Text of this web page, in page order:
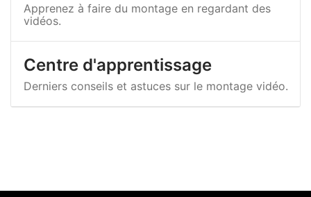
Apprenez à faire du montage en regardant des
vidéos.
Centre d'apprentissage
Derniers conseils et astuces sur le montage vidéo.